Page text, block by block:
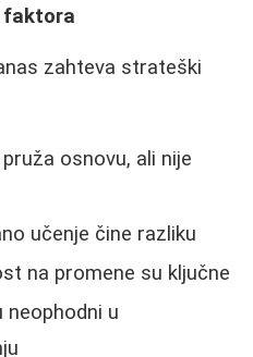
faktora
zahteva strateški
osnovu, ali nije
učenje čine razliku
na promene su ključne
u